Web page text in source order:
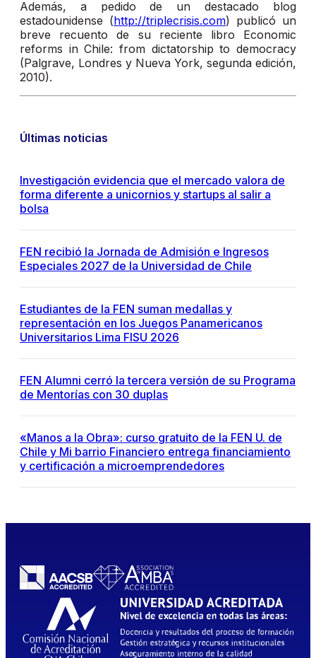
Además, a pedido de un destacado blog
estadounidense (http://triplecrisis.com) publicó un
breve recuento de su reciente libro Economic
reforms in Chile: from dictatorship to democracy
(Palgrave, Londres y Nueva York, segunda edición,
2010).
Últimas noticias
Investigación evidencia que el mercado valora de
forma diferente a unicornios y startups al salir a
bolsa
FEN recibió la Jornada de Admisión e Ingresos
Especiales 2027 de la Universidad de Chile
Estudiantes de la FEN suman medallas y
representación en los Juegos Panamericanos
Universitarios Lima FISU 2026
FEN Alumni cerró la tercera versión de su Programa
de Mentorías con 30 duplas
«Manos a la Obra»: curso gratuito de la FEN U. de
Chile y Mi barrio Financiero entrega financiamiento
y certificación a microemprendedores